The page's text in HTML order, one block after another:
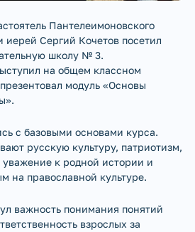
Пантелеимоновского
Сергий Кочетов посетил
школу № 3.
на общем классном
модуль «Основы
с базовыми основами курса.
русскую культуру, патриотизм,
к родной истории и
на православной культуре.
важность понимания понятий
взрослых за